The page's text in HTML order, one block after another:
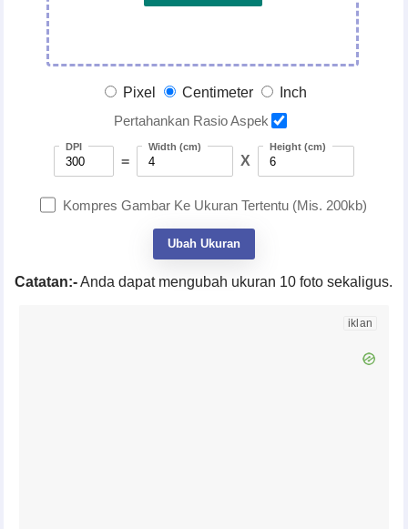
Pixel Centimeter
Inch
Pertahankan Rasio Aspek
DPI
=
Width (cm)
X
Height (cm)
Kompres Gambar Ke Ukuran Tertentu (Mis. 200kb)
Ubah Ukuran
Catatan:-Anda dapat mengubah ukuran 10 foto sekaligus.